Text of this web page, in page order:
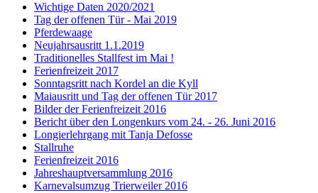
Wichtige Daten 2020/2021
Tag der offenen Tür - Mai 2019
Pferdewaage
Neujahrsausritt 1.1.2019
Traditionelles Stallfest im Mai !
Ferienfreizeit 2017
Sonntagsritt nach Kordel an die Kyll
Maiausritt und Tag der offenen Tür 2017
Bilder der Ferienfreizeit 2016
Bericht über den Longenkurs vom 24. - 26. Juni 2016
Longierlehrgang mit Tanja Defosse
Stallruhe
Ferienfreizeit 2016
Jahreshauptversammlung 2016
Karnevalsumzug Trierweiler 2016